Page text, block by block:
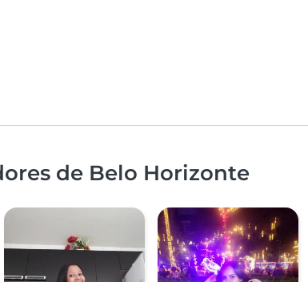
de Belo Horizonte